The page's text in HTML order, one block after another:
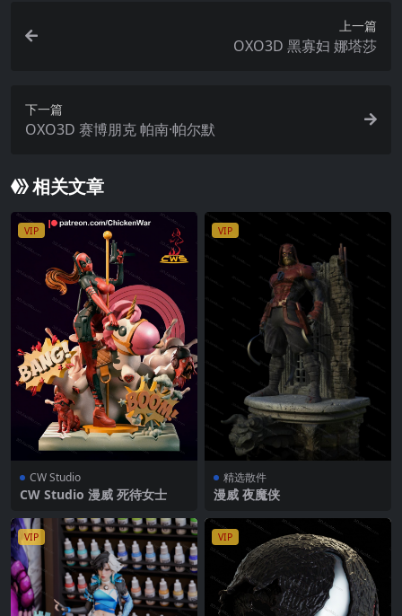
上一篇
OXO3D 黑寡妇 娜塔莎
下一篇
OXO3D 赛博朋克 帕南·帕尔默
相关文章
VIP
CW Studio
CW Studio 漫威 死待女士
VIP
精选散件
漫威 夜魔侠
VIP VIP